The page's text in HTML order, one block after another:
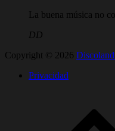
La buena música no
DD
Copyright © 2026
Privacidad